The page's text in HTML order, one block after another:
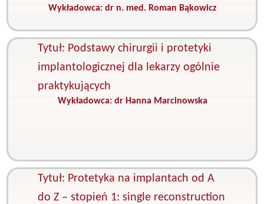
Wykładowca:dr n. med. Roman Bąkowicz
Tytuł: Podstawy chirurgii i protetyki
implantologicznej dla lekarzy ogólnie
praktykujących
Wykładowca: dr Hanna Marcinowska
Tytuł: Protetyka na implantach od A
do Z – stopień 1: single reconstruction